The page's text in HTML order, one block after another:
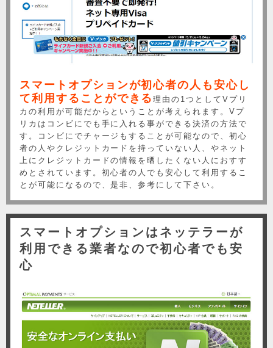
スマートオプションが初心者の人も安心し
て利用することができる理由の1つとしてVプリ
カの利用が可能だからということが考えられます。Vプ
リカはコンビにでも手に入れる事ができる決済の方法で
す。コンビにでチャージもすることが可能なので、初心
者の人やクレジットカードを持っていない人、やネット
上にクレジットカードの情報を晒したくない人におすす
めとされています。初心者の人でも安心して利用するこ
とが可能になるので、是非、参考にして下さい。
スマートオプションはネッテラーが
利用できる業者なので初心者でも安
心